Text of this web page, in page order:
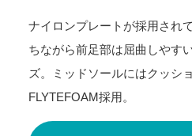
ナイロンプレートが採用され
ちながら前足部は屈曲しやす
ズ。ミッドソールにはクッシ
FLYTEFOAM採用。